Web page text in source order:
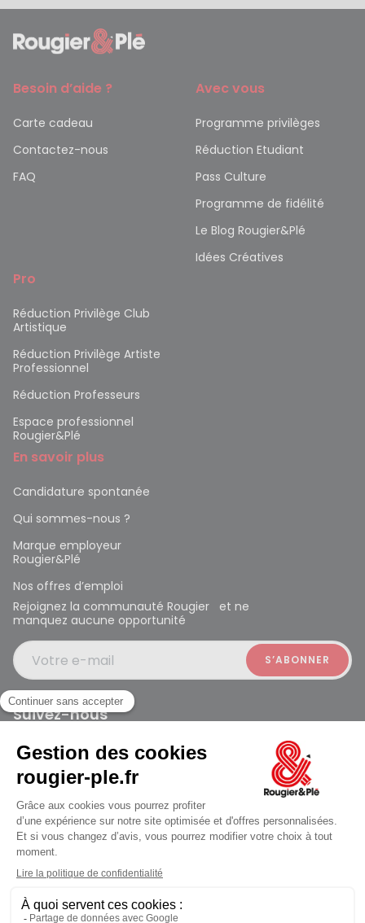
Besoin d’aide ?
Carte cadeau
Contactez-nous
FAQ
Avec vous
Programme privilèges
Réduction Etudiant
Pass Culture
Programme de fidélité
Le Blog Rougier&Plé
Idées Créatives
Pro
Réduction Privilège Club
Artistique
Réduction Privilège Artiste
Professionnel
Réduction Professeurs
Espace professionnel
Rougier&Plé
En savoir plus
Candidature spontanée
Qui sommes-nous ?
Marque employeur
Rougier&Plé
Nos offres d’emploi
Rejoignez la communauté Rougier et ne
manquez aucune opportunité
Votre e-mail
Suivez-nous
Rougier et Plé 2024 Copyright
Mentions légales
Conditions générales des ventes